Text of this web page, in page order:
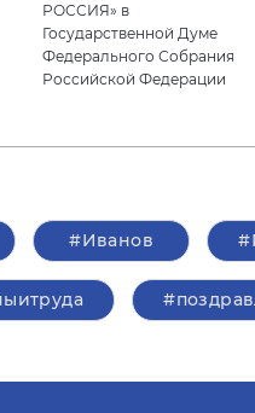
РОССИЯ» в
Государственной Думе
Федерального Собрания
Российской Федерации
#Иванов